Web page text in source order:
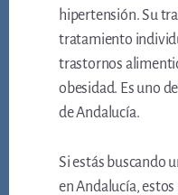
hipertensión. Su
tratamiento
trastornos
obesidad. Es uno
de Andalucía.
Si estás buscando
en Andalucía,